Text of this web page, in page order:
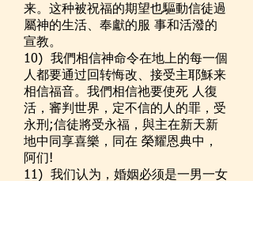
来。这种被祝福的期望也驅動信徒過
屬神的生活、奉獻的服 事和活潑的
宣教。
10) 我們相信神命令在地上的每一個
人都要通过回转悔改、接受主耶穌来
相信福音。我們相信祂要使死 人復
活，審判世界，定不信的人的罪，受
永刑;信徒將受永福，與主在新天新
地中同享喜樂，同在 榮耀恩典中，
阿们!
11) 我们认为，婚姻必须是一男一女